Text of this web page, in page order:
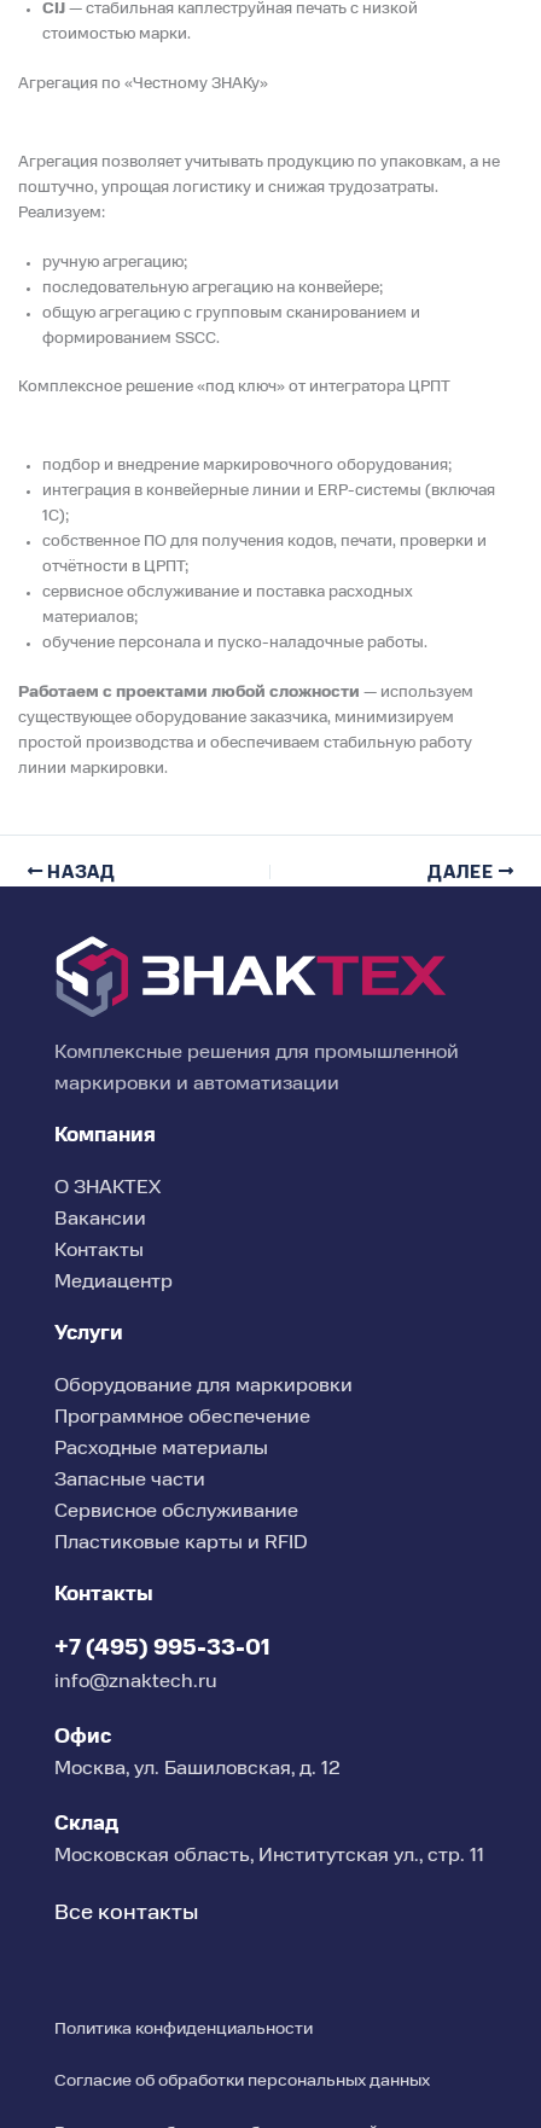
CIJ — стабильная каплеструйная печать с низкой
стоимостью марки.
Агрегация по «Честному ЗНАКу»
Агрегация позволяет учитывать продукцию по упаковкам, а не
поштучно, упрощая логистику и снижая трудозатраты.
Реализуем:
ручную агрегацию;
последовательную агрегацию на конвейере;
общую агрегацию с групповым сканированием и
формированием SSCC.
Комплексное решение «под ключ» от интегратора ЦРПТ
подбор и внедрение маркировочного оборудования;
интеграция в конвейерные линии и ERP-системы (включая
1С);
собственное ПО для получения кодов, печати, проверки и
отчётности в ЦРПТ;
сервисное обслуживание и поставка расходных
материалов;
обучение персонала и пуско-наладочные работы.
Работаем с проектами любой сложности — используем
существующее оборудование заказчика, минимизируем
простой производства и обеспечиваем стабильную работу
линии маркировки.
НАЗАД ДАЛЕЕ
Комплексные решения для промышленной
маркировки и автоматизации
Компания
О ЗНАКТЕХ
Вакансии
Контакты
Медиацентр
Услуги
Оборудование для маркировки
Программное обеспечение
Расходные материалы
Запасные части
Сервисное обслуживание
Пластиковые карты и RFID
Контакты
+7 (495) 995-33-01
info@znaktech.ru
Офис
Москва, ул. Башиловская, д. 12
Склад
Московская область, Институтская ул., стр. 11
Все контакты
Политика конфиденциальности
Согласие об обработки персональных данных